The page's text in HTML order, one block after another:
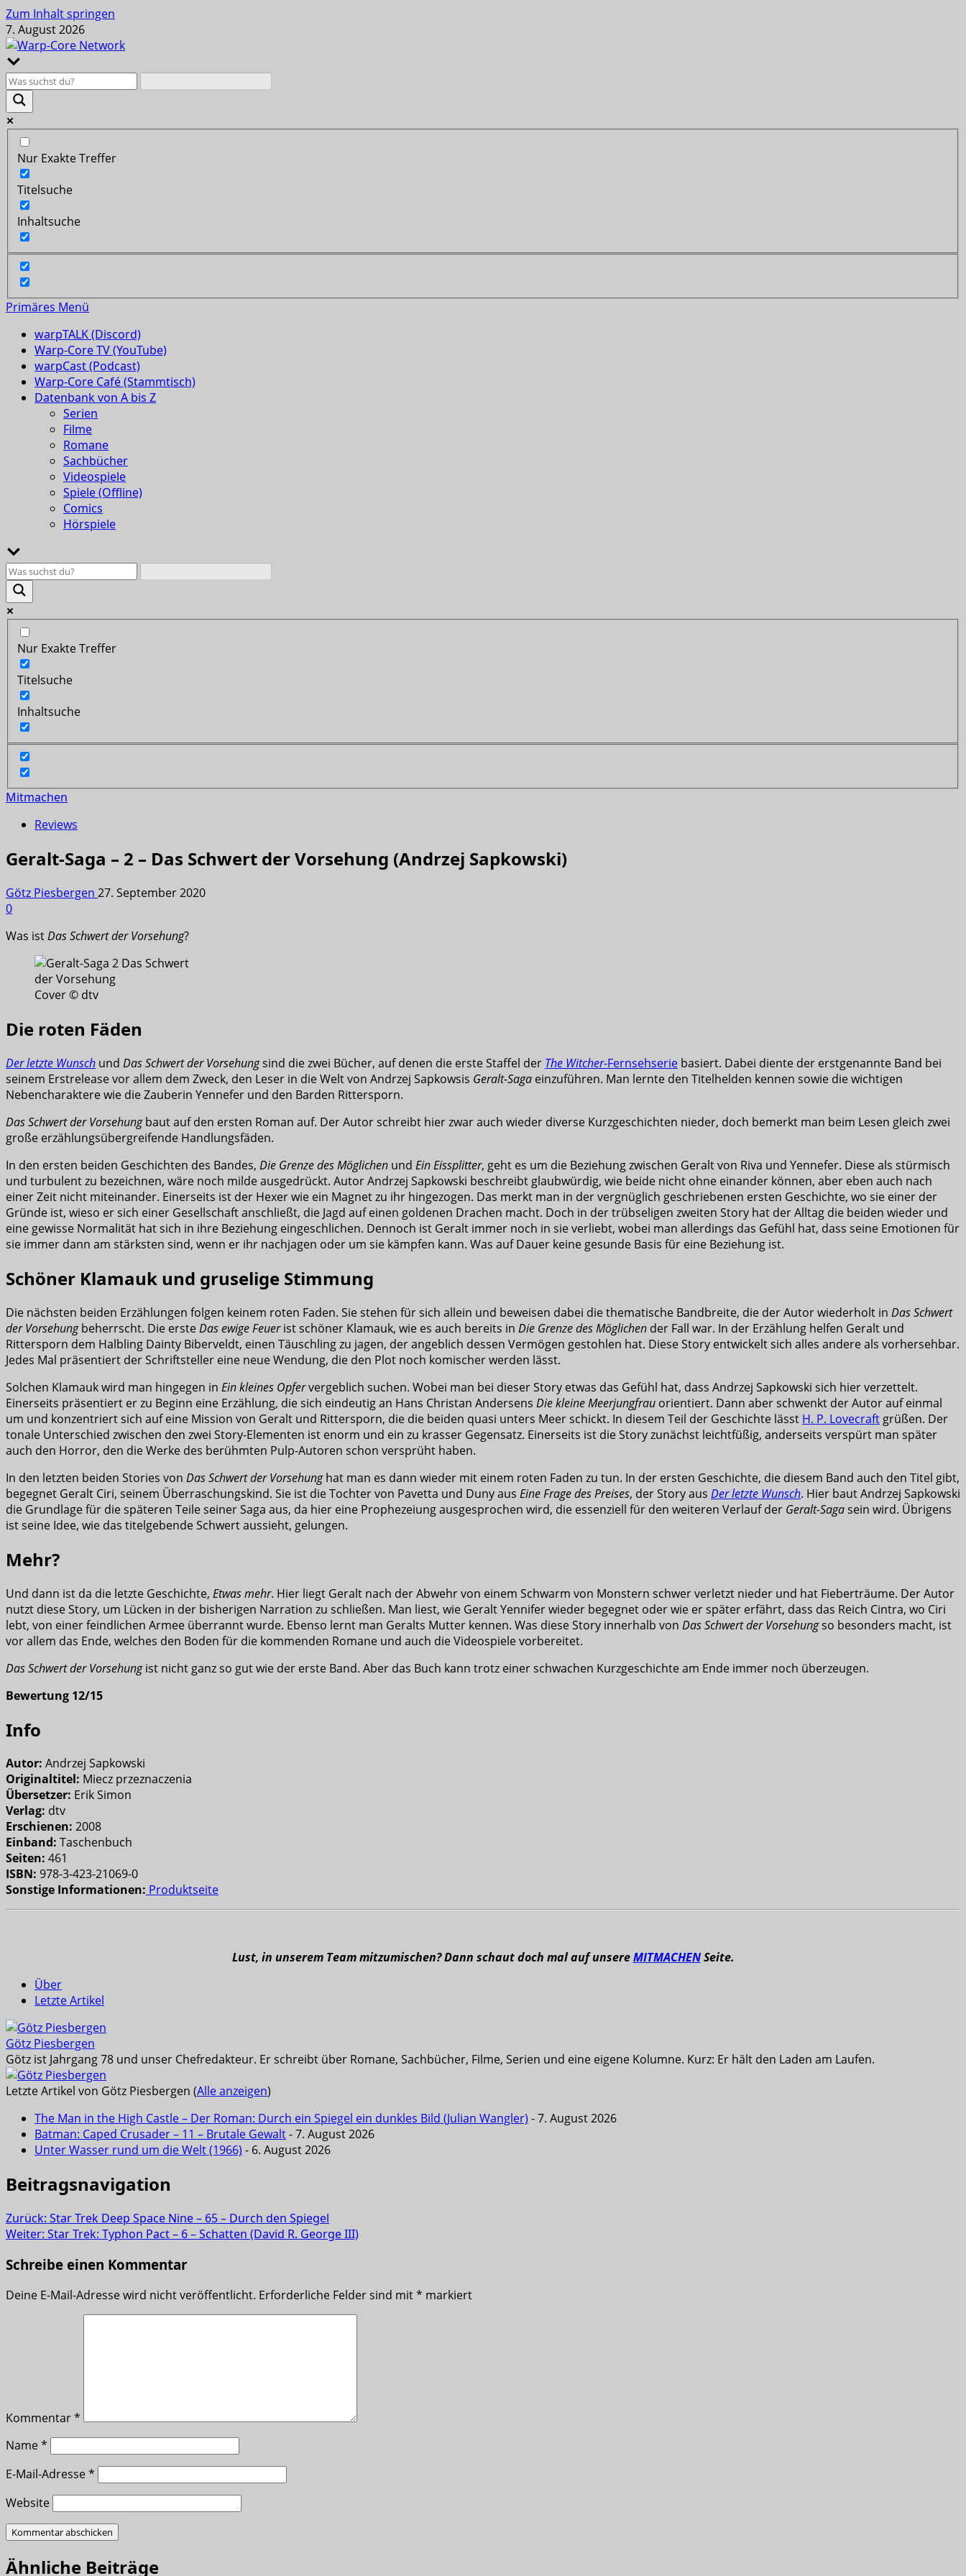
Zum Inhalt springen
7. August 2026
Nur Exakte Treffer
Titelsuche
Inhaltsuche
Primäres Menü
warpTALK (Discord)
Warp-Core TV (YouTube)
warpCast (Podcast)
Warp-Core Café (Stammtisch)
Datenbank von A bis Z
Serien
Filme
Romane
Sachbücher
Videospiele
Spiele (Offline)
Comics
Hörspiele
Nur Exakte Treffer
Titelsuche
Inhaltsuche
Mitmachen
Reviews
Geralt-Saga – 2 – Das Schwert der Vorsehung (Andrzej Sapkowski)
Götz Piesbergen 27. September 2020
0
Was istDas Schwert der Vorsehung?
Cover © dtv
Die roten Fäden
Der letzte Wunsch und Das Schwert der Vorsehungsind die zwei Bücher, auf denen die erste Staffel der The Witcher-Fernsehserie basiert. Dabei diente der erstgenannte Band bei
seinem Erstrelease vor allem dem Zweck, den Leser in die Welt von Andrzej Sapkowsis Geralt-Saga einzuführen. Man lernte den Titelhelden kennen sowie die wichtigen
Nebencharaktere wie die Zauberin Yennefer und den Barden Rittersporn.
Das Schwert der Vorsehungbaut auf den ersten Roman auf. Der Autor schreibt hier zwar auch wieder diverse Kurzgeschichten nieder, doch bemerkt man beim Lesen gleich zwei
große erzählungsübergreifende Handlungsfäden.
In den ersten beiden Geschichten des Bandes, Die Grenze des Möglichen und Ein Eissplitter, geht es um die Beziehung zwischen Geralt von Riva und Yennefer. Diese als stürmisch
und turbulent zu bezeichnen, wäre noch milde ausgedrückt. Autor Andrzej Sapkowski beschreibt glaubwürdig, wie beide nicht ohne einander können, aber eben auch nach
einer Zeit nicht miteinander. Einerseits ist der Hexer wie ein Magnet zu ihr hingezogen. Das merkt man in der vergnüglich geschriebenen ersten Geschichte, wo sie einer der
Gründe ist, wieso er sich einer Gesellschaft anschließt, die Jagd auf einen goldenen Drachen macht. Doch in der trübseligen zweiten Story hat der Alltag die beiden wieder und
eine gewisse Normalität hat sich in ihre Beziehung eingeschlichen. Dennoch ist Geralt immer noch in sie verliebt, wobei man allerdings das Gefühl hat, dass seine Emotionen für
sie immer dann am stärksten sind, wenn er ihr nachjagen oder um sie kämpfen kann. Was auf Dauer keine gesunde Basis für eine Beziehung ist.
Schöner Klamauk und gruselige Stimmung
Die nächsten beiden Erzählungen folgen keinem roten Faden. Sie stehen für sich allein und beweisen dabei die thematische Bandbreite, die der Autor wiederholt in Das Schwert
der Vorsehungbeherrscht. Die ersteDas ewige Feuerist schöner Klamauk, wie es auch bereits in Die Grenze des Möglichen der Fall war. In der Erzählung helfen Geralt und
Rittersporn dem Halbling Dainty Biberveldt, einen Täuschling zu jagen, der angeblich dessen Vermögen gestohlen hat. Diese Story entwickelt sich alles andere als vorhersehbar.
Jedes Mal präsentiert der Schriftsteller eine neue Wendung, die den Plot noch komischer werden lässt.
Solchen Klamauk wird man hingegen in Ein kleines Opfervergeblich suchen. Wobei man bei dieser Story etwas das Gefühl hat, dass Andrzej Sapkowski sich hier verzettelt.
Einerseits präsentiert er zu Beginn eine Erzählung, die sich eindeutig an Hans Christan Andersens Die kleine Meerjungfrau orientiert. Dann aber schwenkt der Autor auf einmal
um und konzentriert sich auf eine Mission von Geralt und Rittersporn, die die beiden quasi unters Meer schickt. In diesem Teil der Geschichte lässt H. P. Lovecraft grüßen. Der
tonale Unterschied zwischen den zwei Story-Elementen ist enorm und ein zu krasser Gegensatz. Einerseits ist die Story zunächst leichtfüßig, anderseits verspürt man später
auch den Horror, den die Werke des berühmten Pulp-Autoren schon versprüht haben.
In den letzten beiden Stories von Das Schwert der Vorsehunghat man es dann wieder mit einem roten Faden zu tun. In der ersten Geschichte, die diesem Band auch den Titel gibt,
begegnet Geralt Ciri, seinem Überraschungskind. Sie ist die Tochter von Pavetta und Duny aus Eine Frage des Preises, der Story aus Der letzte Wunsch. Hier baut Andrzej Sapkowski
die Grundlage für die späteren Teile seiner Saga aus, da hier eine Prophezeiung ausgesprochen wird, die essenziell für den weiteren Verlauf der Geralt-Sagasein wird. Übrigens
ist seine Idee, wie das titelgebende Schwert aussieht, gelungen.
Mehr?
Und dann ist da die letzte Geschichte, Etwas mehr. Hier liegt Geralt nach der Abwehr von einem Schwarm von Monstern schwer verletzt nieder und hat Fieberträume. Der Autor
nutzt diese Story, um Lücken in der bisherigen Narration zu schließen. Man liest, wie Geralt Yennifer wieder begegnet oder wie er später erfährt, dass das Reich Cintra, wo Ciri
lebt, von einer feindlichen Armee überrannt wurde. Ebenso lernt man Geralts Mutter kennen. Was diese Story innerhalb von Das Schwert der Vorsehungso besonders macht, ist
vor allem das Ende, welches den Boden für die kommenden Romane und auch die Videospiele vorbereitet.
Das Schwert der Vorsehungist nicht ganz so gut wie der erste Band. Aber das Buch kann trotz einer schwachen Kurzgeschichte am Ende immer noch überzeugen.
Bewertung 12/15
Info
Autor: Andrzej Sapkowski
Originaltitel: Miecz przeznaczenia
Übersetzer: Erik Simon
Verlag: dtv
Erschienen: 2008
Einband: Taschenbuch
Seiten: 461
ISBN: 978-3-423-21069-0
Sonstige Informationen: Produktseite
Lust, in unserem Team mitzumischen? Dann schaut doch mal auf unsereMITMACHENSeite.
Über
Letzte Artikel
Götz Piesbergen
Götz ist Jahrgang 78 und unser Chefredakteur. Er schreibt über Romane, Sachbücher, Filme, Serien und eine eigene Kolumne. Kurz: Er hält den Laden am Laufen.
Letzte Artikel von Götz Piesbergen (Alle anzeigen)
The Man in the High Castle – Der Roman: Durch ein Spiegel ein dunkles Bild (Julian Wangler) - 7. August 2026
Batman: Caped Crusader – 11 – Brutale Gewalt- 7. August 2026
Unter Wasser rund um die Welt (1966) - 6. August 2026
Beitragsnavigation
Zurück: Star Trek Deep Space Nine – 65 – Durch den Spiegel
Weiter: Star Trek: Typhon Pact – 6 – Schatten (David R. George III)
Schreibe einen Kommentar
Deine E-Mail-Adresse wird nicht veröffentlicht. Erforderliche Felder sind mit* markiert
Kommentar*
Name*
E-Mail-Adresse*
Website
Ähnliche Beiträge